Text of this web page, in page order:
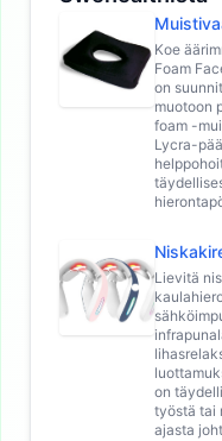
Koe
Foam
on
muotoon
foam -
Lycra-
Lievitä
on
työstä tai
ajasta